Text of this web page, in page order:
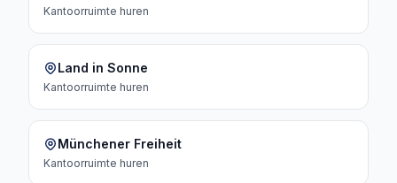
Kantoorruimte huren
Land in Sonne
Kantoorruimte huren
Münchener Freiheit
Kantoorruimte huren